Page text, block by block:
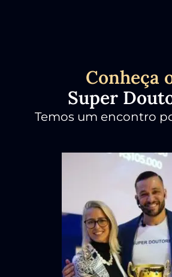
Conheça
Super
Temos um encontro